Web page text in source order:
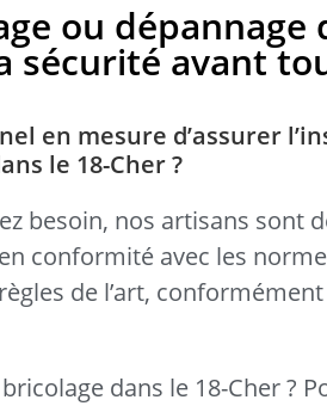
ou dépannage
sécurité avant
en mesure d’assurer
le 18-Cher ?
besoin, nos artisans sont
conformité avec les
de l’art, conformément
dans le 18-Cher ?